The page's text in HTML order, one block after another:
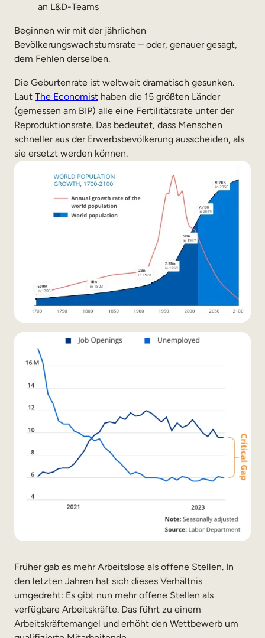
an L&D-Teams
Beginnen wir mit der jährlichen
Bevölkerungswachstumsrate – oder, genauer gesagt,
dem Fehlen derselben.
Die Geburtenrate ist weltweit dramatisch gesunken.
Laut The Economist haben die 15 größten Länder
(gemessen am BIP) alle eine Fertilitätsrate unter der
Reproduktionsrate. Das bedeutet, dass Menschen
schneller aus der Erwerbsbevölkerung ausscheiden, als
sie ersetzt werden können.
Früher gab es mehr Arbeitslose als offene Stellen. In
den letzten Jahren hat sich dieses Verhältnis
umgedreht: Es gibt nun mehr offene Stellen als
verfügbare Arbeitskräfte. Das führt zu einem
Arbeitskräftemangel und erhöht den Wettbewerb um